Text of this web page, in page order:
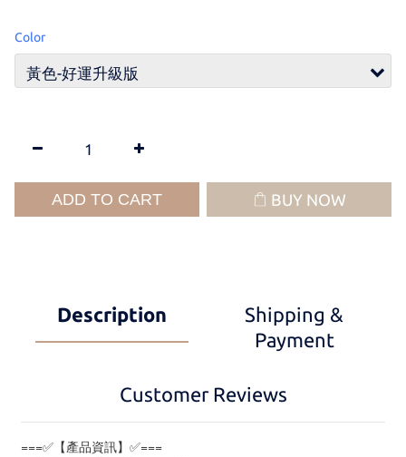
Color
ADD TO CART BUY NOW
Description
Shipping &
Payment
Customer Reviews
===✅【產品資訊】✅===